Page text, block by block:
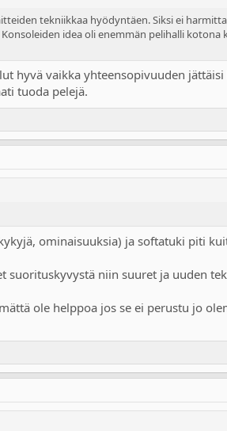
tekniikkaa hyödyntäen. Siksi ei
idea oli enemmän pelihalli kotona
hyvä vaikka yhteensopivuuden
tuoda pelejä.
ominaisuuksia) ja softatuki piti
suorituskyvystä niin suuret ja uuden
ole helppoa jos se ei perustu jo